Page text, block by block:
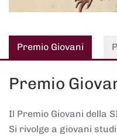
Premio Giovani
Premio
Il Premio Giovani della
Si rivolge a giovani